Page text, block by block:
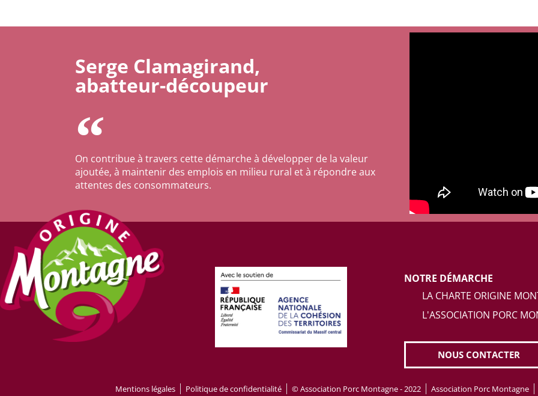
Serge Clamagirand,
abatteur-découpeur
On contribue à travers cette démarche à développer de la valeur
ajoutée, à maintenir des emplois en milieu rural et à répondre aux
attentes des consommateurs.
NOTRE DÉMARCHE
LA CHARTE ORIGINE
L'ASSOCIATION PORC
NOUS CONTACTER
Mentions légales Politique de confidentialité © Association Porc Montagne - 2022 Association Porc Montagne